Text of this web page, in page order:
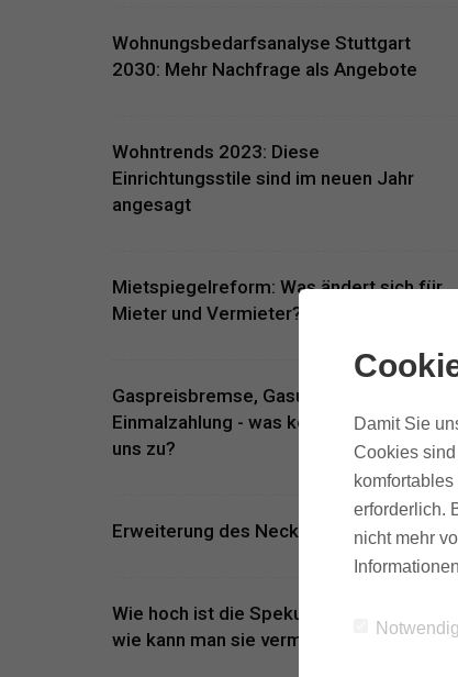
Wohnungsbedarfsanalyse Stuttgart
2030: Mehr Nachfrage als Angebote
Wohntrends 2023: Diese
Einrichtungsstile sind im neuen Jahr
angesagt
Mietspiegelreform: Was ändert sich für
Mieter und Vermieter?
Gaspreisbremse, Gasumlage,
Einmalzahlung - was kommt jetzt auf
uns zu?
Erweiterung des Neckarpark Stuttgart
Wie hoch ist die Spekulationssteuer und
wie kann man sie vermeiden?
Damit Sie
Cookies
erforderlich.
nicht mehr
Notwendig